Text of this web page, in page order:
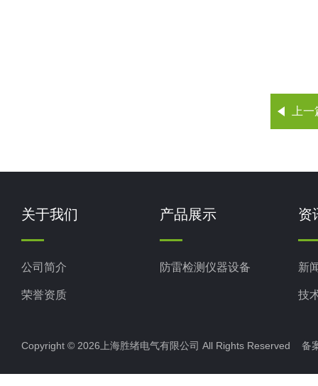
上
关于我们
公司简介
荣誉资质
产品展示
防雷检测仪器设备
资
新
技
Copyright © 2026上海胜绪电气有限公司 All Rights Reserved 备